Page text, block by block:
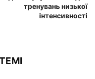
тренувань низької
інтенсивності